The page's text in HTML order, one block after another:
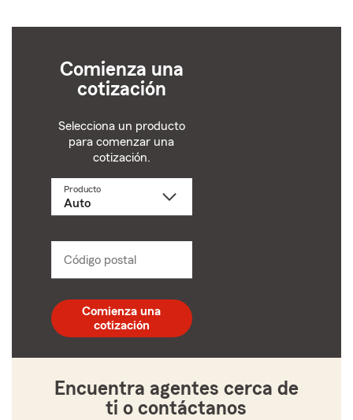
Comienza una
cotización
Selecciona un producto
para comenzar una
cotización.
ProductoSelecciona
Código postal
postal
de
5
Comienza una
cotización
Encuentra agentes cerca de
ti o contáctanos